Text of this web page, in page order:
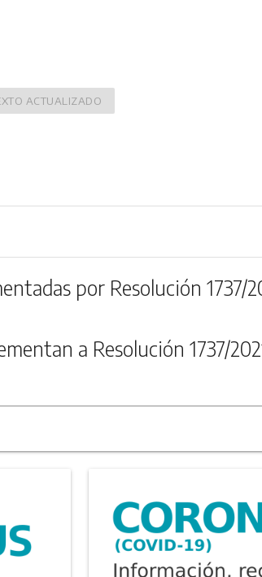
ACTUALIZADO
por Resolución 1737/
a Resolución 1737/